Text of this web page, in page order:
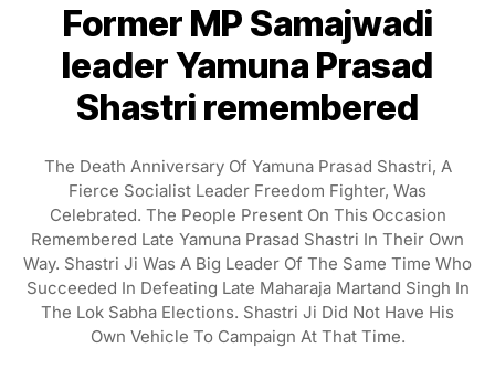
Former MP Samajwadi
leader Yamuna Prasad
Shastri remembered
The Death Anniversary Of Yamuna Prasad Shastri, A
Fierce Socialist Leader Freedom Fighter, Was
Celebrated. The People Present On This Occasion
Remembered Late Yamuna Prasad Shastri In Their Own
Way. Shastri Ji Was A Big Leader Of The Same Time Who
Succeeded In Defeating Late Maharaja Martand Singh In
The Lok Sabha Elections. Shastri Ji Did Not Have His
Own Vehicle To Campaign At That Time.